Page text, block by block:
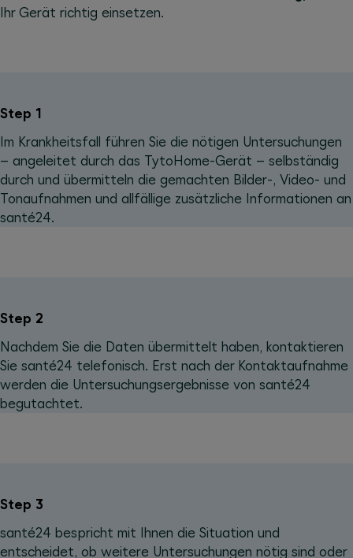
Ihr Gerät richtig einsetzen.
Step 1
Im Krankheitsfall führen Sie die nötigen Untersuchungen
– angeleitet durch das TytoHome-Gerät – selbständig
durch und übermitteln die gemachten Bilder-, Video- und
Tonaufnahmen und allfällige zusätzliche Informationen an
santé24.
Step 2
Nachdem Sie die Daten übermittelt haben, kontaktieren
Sie santé24 telefonisch. Erst nach der Kontakt­aufnahme
werden die Untersuchungs­ergebnisse von santé24
begutachtet.
Step 3
santé24 bespricht mit Ihnen die Situation und
entscheidet, ob weitere Untersuchungen nötig sind oder